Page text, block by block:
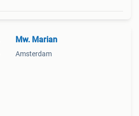
Mw. Marian
Amsterdam